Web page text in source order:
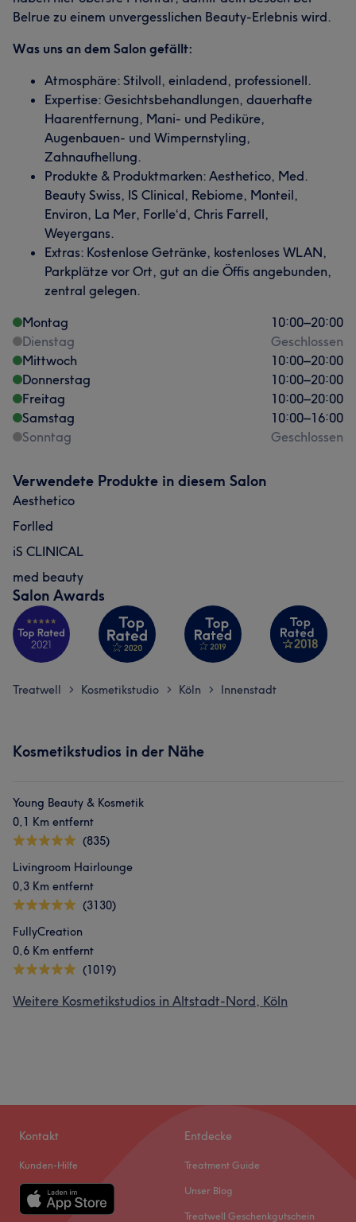
Was unsere Kunden über Yagmur sagen
Freundlich Sympathisch Professionell
Aufmerksam 6
Belrue zu einem unvergesslichen Beauty-Erlebnis wird.
Was uns an dem Salon gefällt:
Atmosphäre: Stilvoll, einladend, professionell.
Expertise: Gesichtsbehandlungen, dauerhafte
Haarentfernung, Mani- und Pediküre,
Augenbauen- und Wimpernstyling,
Zahnaufhellung.
Produkte & Produktmarken: Aesthetico, Med.
Beauty Swiss, IS Clinical, Rebiome, Monteil,
Environ, La Mer, Forlle‘d, Chris Farrell,
Weyergans.
Extras: Kostenlose Getränke, kostenloses WLAN,
Parkplätze vor Ort, gut an die Öffis angebunden,
zentral gelegen.
Montag
10:00–20:00
Dienstag
Geschlossen
Mittwoch
10:00–20:00
Donnerstag
10:00–20:00
Freitag
10:00–20:00
Samstag
10:00–16:00
Sonntag
Geschlossen
Verwendete Produkte in diesem Salon
Aesthetico
Forlled
iS CLINICAL
med beauty
Salon Awards
Treatwell > Kosmetikstudio > Köln > Innenstadt
Kosmetikstudios in der Nähe
Young Beauty & Kosmetik
0,1 Km entfernt
(835)
Livingroom Hairlounge
0,3 Km entfernt
(3130)
FullyCreation
0,6 Km entfernt
(1019)
Weitere Kosmetikstudios in Altstadt-Nord, Köln
Kontakt
Kunden-Hilfe
Entdecke
Treatment Guide
Unser Blog
Treatwell Geschenkgutschein